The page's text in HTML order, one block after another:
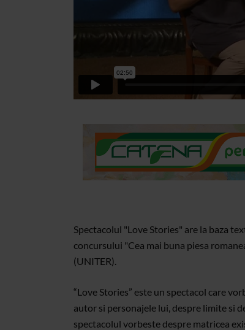
Spectacolul "Love Stories" are la baza
concursului "Cea mai buna piesa
(UNITER).
“Love Stories” este un spectacol care
autor si personajele lui, despre limite si
spectacolul vorbeste despre matricea